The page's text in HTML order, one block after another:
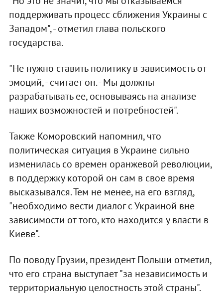
поддерживать процесс сближения Украины с
Западом", - отметил глава польского
государства.
"Не нужно ставить политику в зависимость от
эмоций, - считает он. - Мы должны
разрабатывать ее, основываясь на анализе
наших возможностей и потребностей".
Также Коморовский напомнил, что
политическая ситуация в Украине сильно
изменилась со времен оранжевой революции,
в поддержку которой он сам в свое время
высказывался. Тем не менее, на его взгляд,
"необходимо вести диалог с Украиной вне
зависимости от того, кто находится у власти в
Киеве".
По поводу Грузии, президент Польши отметил,
что его страна выступает "за независимость и
территориальную целостность этой страны".